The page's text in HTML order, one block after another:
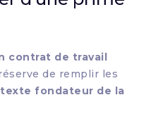
contrat de travail
de remplir les
fondateur de la